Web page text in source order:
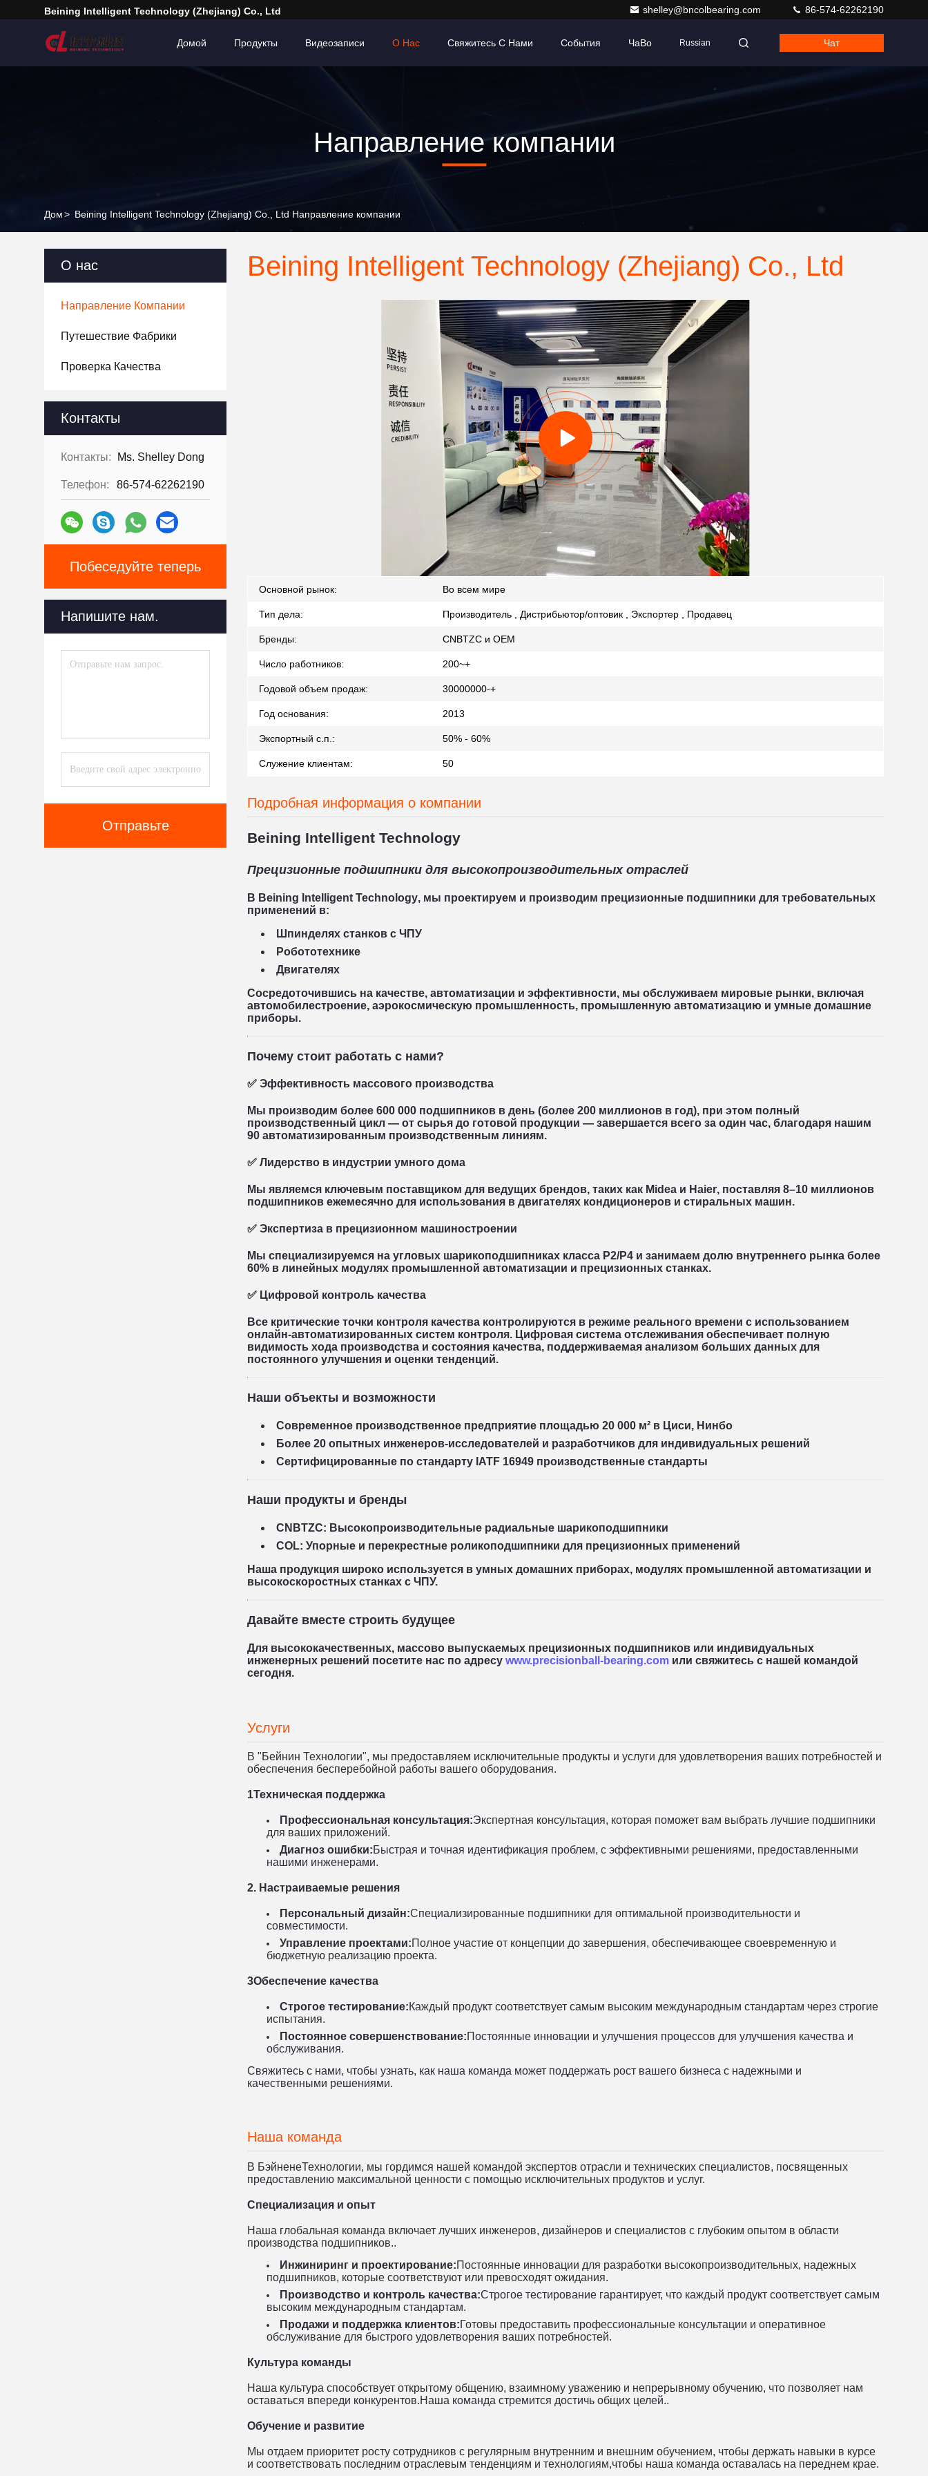
Beining Intelligent Technology (Zhejiang) Co., Ltd shelley@bncolbearing.com 86-574-62262190
Домой Продукты Видеозаписи О Нас Свяжитесь С Нами События ЧаВо Russian Чат
Направление компании
Дом> Beining Intelligent Technology (Zhejiang) Co., Ltd Направление компании
О нас
Направление Компании
Путешествие Фабрики
Проверка Качества
Контакты
Контакты: Ms. Shelley Dong
Телефон: 86-574-62262190
Побеседуйте теперь
Напишите нам.
Отправьте
Beining Intelligent Technology (Zhejiang) Co., Ltd
Основной рынок: Во всем мире
Тип дела: Производитель , Дистрибьютор/оптовик , Экспортер , Продавец
Бренды: CNBTZC и OEM
Число работников: 200~+
Годовой объем продаж: 30000000-+
Год основания: 2013
Экспортный с.п.: 50% - 60%
Служение клиентам: 50
Подробная информация о компании
Beining Intelligent Technology
Прецизионные подшипники для высокопроизводительных отраслей
В Beining Intelligent Technology, мы проектируем и производим прецизионные подшипники для требовательных
применений в:
Шпинделях станков с ЧПУ
Робототехнике
Двигателях
Сосредоточившись на качестве, автоматизации и эффективности, мы обслуживаем мировые рынки, включая
автомобилестроение, аэрокосмическую промышленность, промышленную автоматизацию и умные домашние
приборы.
Почему стоит работать с нами?
✅ Эффективность массового производства
Мы производим более 600 000 подшипников в день (более 200 миллионов в год), при этом полный
производственный цикл — от сырья до готовой продукции — завершается всего за один час, благодаря нашим
90 автоматизированным производственным линиям.
✅ Лидерство в индустрии умного дома
Мы являемся ключевым поставщиком для ведущих брендов, таких как Midea и Haier, поставляя 8–10 миллионов
подшипников ежемесячно для использования в двигателях кондиционеров и стиральных машин.
✅ Экспертиза в прецизионном машиностроении
Мы специализируемся на угловых шарикоподшипниках класса P2/P4 и занимаем долю внутреннего рынка более
60% в линейных модулях промышленной автоматизации и прецизионных станках.
✅ Цифровой контроль качества
Все критические точки контроля качества контролируются в режиме реального времени с использованием
онлайн-автоматизированных систем контроля. Цифровая система отслеживания обеспечивает полную
видимость хода производства и состояния качества, поддерживаемая анализом больших данных для
постоянного улучшения и оценки тенденций.
Наши объекты и возможности
Современное производственное предприятие площадью 20 000 м² в Циси, Нинбо
Более 20 опытных инженеров-исследователей и разработчиков для индивидуальных решений
Сертифицированные по стандарту IATF 16949 производственные стандарты
Наши продукты и бренды
CNBTZC: Высокопроизводительные радиальные шарикоподшипники
COL: Упорные и перекрестные роликоподшипники для прецизионных применений
Наша продукция широко используется в умных домашних приборах, модулях промышленной автоматизации и
высокоскоростных станках с ЧПУ.
Давайте вместе строить будущее
Для высококачественных, массово выпускаемых прецизионных подшипников или индивидуальных
инженерных решений посетите нас по адресу www.precisionball-bearing.com или свяжитесь с нашей командой
сегодня.
Услуги
В "Бейнин Технологии", мы предоставляем исключительные продукты и услуги для удовлетворения ваших потребностей и
обеспечения бесперебойной работы вашего оборудования.
1Техническая поддержка
Профессиональная консультация:Экспертная консультация, которая поможет вам выбрать лучшие подшипники
для ваших приложений.
Диагноз ошибки:Быстрая и точная идентификация проблем, с эффективными решениями, предоставленными
нашими инженерами.
2. Настраиваемые решения
Персональный дизайн:Специализированные подшипники для оптимальной производительности и
совместимости.
Управление проектами:Полное участие от концепции до завершения, обеспечивающее своевременную и
бюджетную реализацию проекта.
3Обеспечение качества
Строгое тестирование:Каждый продукт соответствует самым высоким международным стандартам через строгие
испытания.
Постоянное совершенствование:Постоянные инновации и улучшения процессов для улучшения качества и
обслуживания.
Свяжитесь с нами, чтобы узнать, как наша команда может поддержать рост вашего бизнеса с надежными и
качественными решениями.
Наша команда
В БэйненеТехнологии, мы гордимся нашей командой экспертов отрасли и технических специалистов, посвященных
предоставлению максимальной ценности с помощью исключительных продуктов и услуг.
Специализация и опыт
Наша глобальная команда включает лучших инженеров, дизайнеров и специалистов с глубоким опытом в области
производства подшипников..
Инжиниринг и проектирование:Постоянные инновации для разработки высокопроизводительных, надежных
подшипников, которые соответствуют или превосходят ожидания.
Производство и контроль качества:Строгое тестирование гарантирует, что каждый продукт соответствует самым
высоким международным стандартам.
Продажи и поддержка клиентов:Готовы предоставить профессиональные консультации и оперативное
обслуживание для быстрого удовлетворения ваших потребностей.
Культура команды
Наша культура способствует открытому общению, взаимному уважению и непрерывному обучению, что позволяет нам
оставаться впереди конкурентов.Наша команда стремится достичь общих целей..
Обучение и развитие
Мы отдаем приоритет росту сотрудников с регулярным внутренним и внешним обучением, чтобы держать навыки в курсе
и соответствовать последним отраслевым тенденциям и технологиям,чтобы наша команда оставалась на переднем крае.